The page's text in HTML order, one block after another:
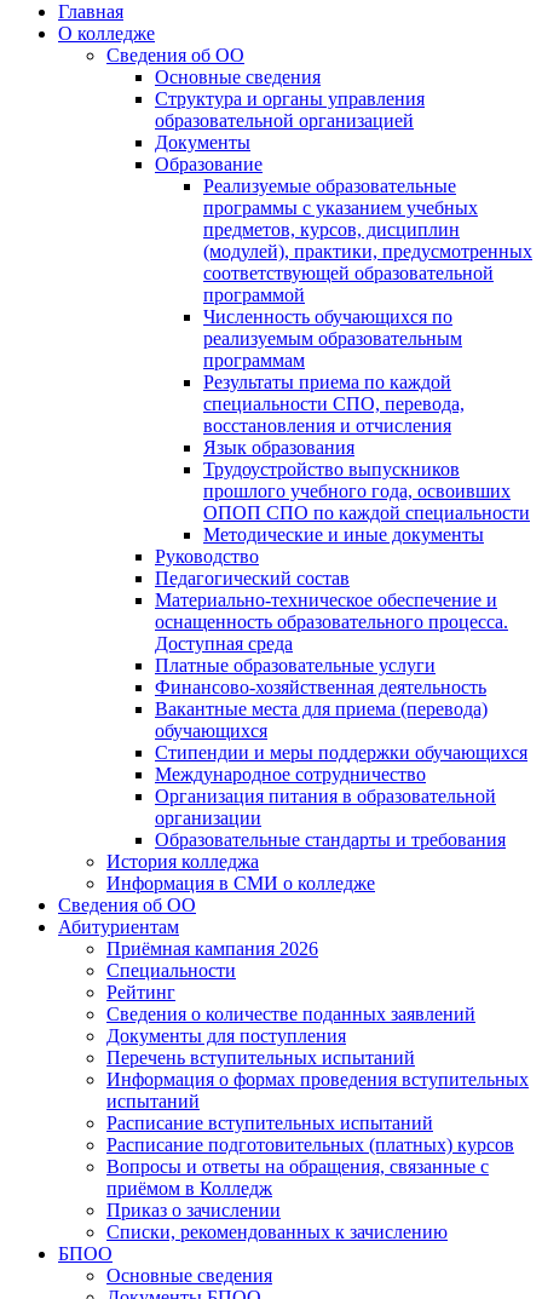
Главная
О колледже
Сведения об ОО
Основные сведения
Структура и органы управления
образовательной организацией
Документы
Образование
Реализуемые образовательные
программы с указанием учебных
предметов, курсов, дисциплин
(модулей), практики, предусмотренных
соответствующей образовательной
программой
Численность обучающихся по
реализуемым образовательным
программам
Результаты приема по каждой
специальности СПО, перевода,
восстановления и отчисления
Язык образования
Трудоустройство выпускников
прошлого учебного года, освоивших
ОПОП СПО по каждой специальности
Методические и иные документы
Руководство
Педагогический состав
Материально-техническое обеспечение и
оснащенность образовательного процесса.
Доступная среда
Платные образовательные услуги
Финансово-хозяйственная деятельность
Вакантные места для приема (перевода)
обучающихся
Стипендии и меры поддержки обучающихся
Международное сотрудничество
Организация питания в образовательной
организации
Образовательные стандарты и требования
История колледжа
Информация в СМИ о колледже
Сведения об ОО
Абитуриентам
Приёмная кампания 2026
Специальности
Рейтинг
Сведения о количестве поданных заявлений
Документы для поступления
Перечень вступительных испытаний
Информация о формах проведения вступительных
испытаний
Расписание вступительных испытаний
Расписание подготовительных (платных) курсов
Вопросы и ответы на обращения, связанные с
приёмом в Колледж
Приказ о зачислении
Списки, рекомендованных к зачислению
БПОО
Основные сведения